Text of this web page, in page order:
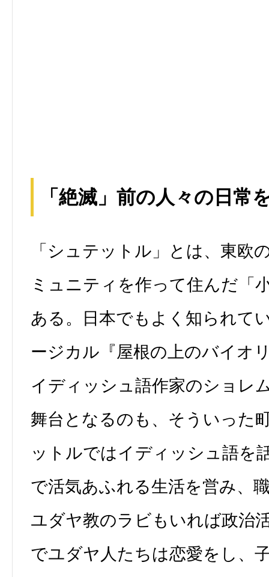
「絶滅」前の人々の日常
「シュテットル」とは、東欧
ミュニティを作って住んだ「
ある。日本でもよく知られて
ージカル『屋根の上のバイオ
イディッシュ語作家のショレ
舞台となるのも、そういった
ットルではイディッシュ語を
で活気あふれる生活を営み、
ユダヤ教のラビもいれば政治
でユダヤ人たちは恋愛をし、